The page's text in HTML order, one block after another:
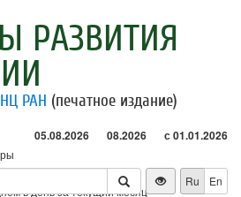
РАЗВИТИЯ
РАН (печатное издание)
05.08.2026 08.2026 с 01.01.2026
в день за текущий месяц
Ru En